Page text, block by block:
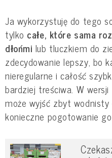
Ja wykorzystuję do tego
tylko całe, które sama
dłońmi lub tluczkiem do
zdecydowanie lepszy, bo
nieregularne i całość
bardziej treściwa. W
może wyjść zbyt
konieczne pogotowanie